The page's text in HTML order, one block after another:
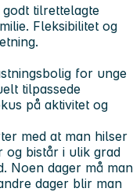
tilrettelagte
Fleksibilitet og
for unge
tilpassede
på aktivitet og
med at man hilser
og bistår i ulik grad
Noen dager må man
dager blir man